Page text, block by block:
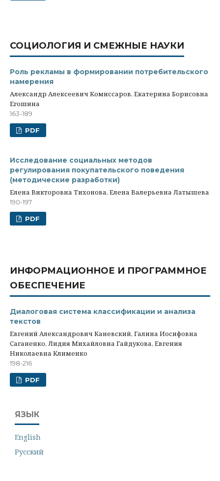
СОЦИОЛОГИЯ И СМЕЖНЫЕ НАУКИ
Роль рекламы в формировании потребительского
намерения
Александр Алексеевич Комиссаров, Екатерина Борисовна
Егошина
163-189
PDF
Исследование социальных методов
регулирования покупательского поведения
(методические разработки)
Елена Викторовна Тихонова, Елена Валерьевна Латышева
190-197
PDF
ИНФОРМАЦИОННОЕ И ПРОГРАММНОЕ
ОБЕСПЕЧЕНИЕ
Диалоговая система классификации и анализа
текстов
Евгений Александрович Каневский, Галина Иосифовна
Саганенко, Лидия Михайловна Гайдукова, Евгения
Николаевна Клименко
198-216
PDF
ЯЗЫК
English
Русский